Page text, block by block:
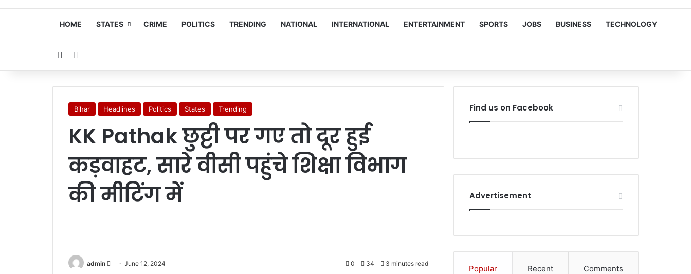
HOME STATES CRIME POLITICS TRENDING NATIONAL INTERNATIONAL ENTERTAINMENT SPORTS JOBS BUSINESS TECHNOLOGY
Random Article
Bihar Headlines Politics States Trending
KK Pathak छुट्टी पर गए तो दूर हुई
कड़वाहट, सारे वीसी पहुंचे शिक्षा विभाग
की मीटिंग में
admin June 12, 2024 0 34 3 minutes read
Find us on Facebook
Advertisement
Popular Recent Comments